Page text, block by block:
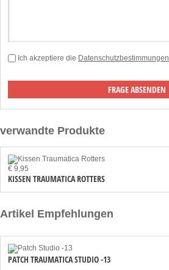
Ich akzeptiere die Datenschutzbestimmungen
verwandte Produkte
€ 9,95
KISSEN TRAUMATICA ROTTERS
Artikel Empfehlungen
PATCH TRAUMATICA STUDIO -13